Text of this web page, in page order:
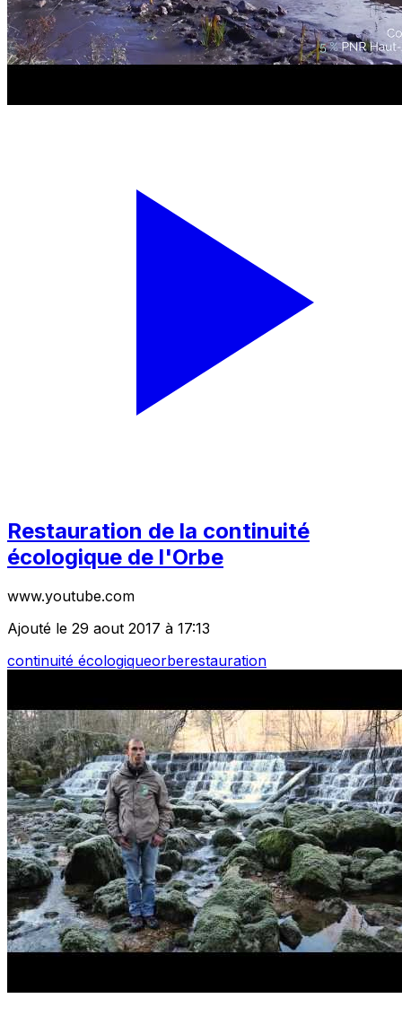
Restauration de la continuité
écologique de l'Orbe
www.youtube.com
Ajouté le 29 aout 2017 à 17:13
continuité écologiqueorberestauration